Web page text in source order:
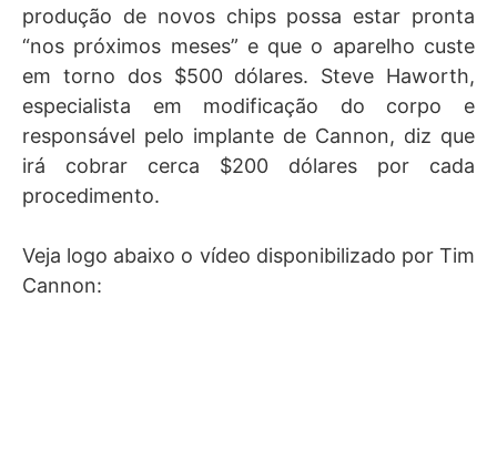
produção de novos chips possa estar pronta
“nos próximos meses” e que o aparelho custe
em torno dos $500 dólares. Steve Haworth,
especialista em modificação do corpo e
responsável pelo implante de Cannon, diz que
irá cobrar cerca $200 dólares por cada
procedimento.
Veja logo abaixo o vídeo disponibilizado por Tim
Cannon: